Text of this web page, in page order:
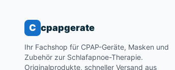
C cpapgerate
Ihr Fachshop für CPAP-Geräte, Masken und
Zubehör zur Schlafapnoe-Therapie.
Originalprodukte, schneller Versand aus